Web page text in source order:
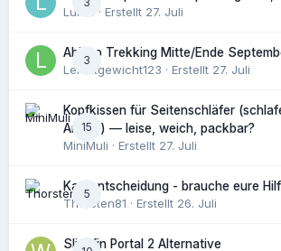
Luk14
· Erstellt 27. Juli
3
Abisko Trekking Mitte/Ende
Leichtgewicht123 · Erstellt 27. Juli
15
Kopfkissen für Seitenschläfer
Armen) — leise, weich, packbar?
MiniMuli · Erstellt 27. Juli
5
Kaufentscheidung - brauche eure
Thorsten81 · Erstellt 26. Juli
Slingfin Portal 2 Alternative